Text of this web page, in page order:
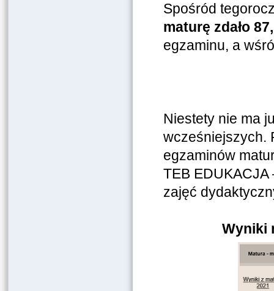
Spośród
maturę zdało
egzaminu, a
Niestety nie ma
wcześniejszych.
egzaminów
TEB EDUKACJA
zajęć
Wyniki